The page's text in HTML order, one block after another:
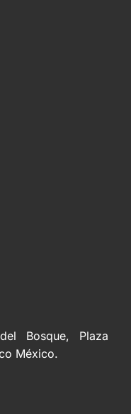
Bosque, Plaza
México.